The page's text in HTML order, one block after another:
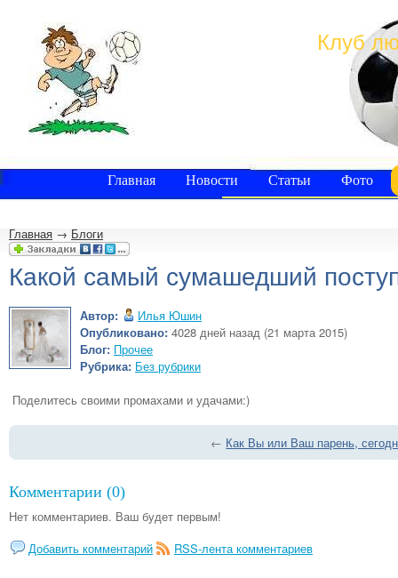
Клуб
Главная Новости Статьи Фото
Главная → Блоги
Какой самый сумашедший
Автор:
Илья Юшин
Опубликовано: 4028 дней назад (21 марта 2015)
Блог: Прочее
Рубрика: Без рубрики
Поделитесь своими промахами и удачами:)
← Как Вы или Ваш парень,
Комментарии (0)
Нет комментариев. Ваш будет первым!
Добавить комментарий
RSS-лента комментариев